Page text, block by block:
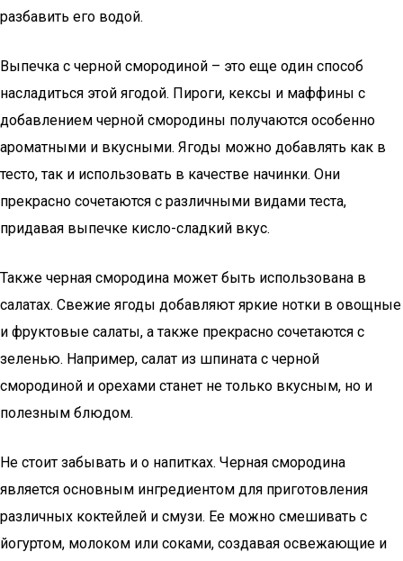
разбавить его водой.
Выпечка с черной смородиной – это еще один способ
насладиться этой ягодой. Пироги, кексы и маффины с
добавлением черной смородины получаются особенно
ароматными и вкусными. Ягоды можно добавлять как в
тесто, так и использовать в качестве начинки. Они
прекрасно сочетаются с различными видами теста,
придавая выпечке кисло-сладкий вкус.
Также черная смородина может быть использована в
салатах. Свежие ягоды добавляют яркие нотки в овощные
и фруктовые салаты, а также прекрасно сочетаются с
зеленью. Например, салат из шпината с черной
смородиной и орехами станет не только вкусным, но и
полезным блюдом.
Не стоит забывать и о напитках. Черная смородина
является основным ингредиентом для приготовления
различных коктейлей и смузи. Ее можно смешивать с
йогуртом, молоком или соками, создавая освежающие и